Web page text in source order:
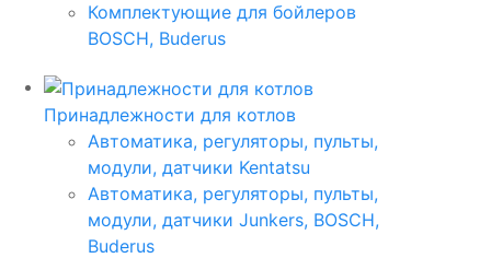
Комплектующие для бойлеров
BOSCH, Buderus
Принадлежности для котлов
Автоматика, регуляторы, пульты,
модули, датчики Kentatsu
Автоматика, регуляторы, пульты,
модули, датчики Junkers, BOSCH,
Buderus